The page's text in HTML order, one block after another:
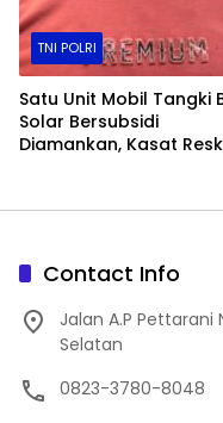
TNI POLRI
Satu Unit Mobil Tangki
Solar Bersubsidi
Diamankan, Kasat
Transparan​
Contact Info
Jalan A.P Pettarani
Selatan
0823-3780-8048